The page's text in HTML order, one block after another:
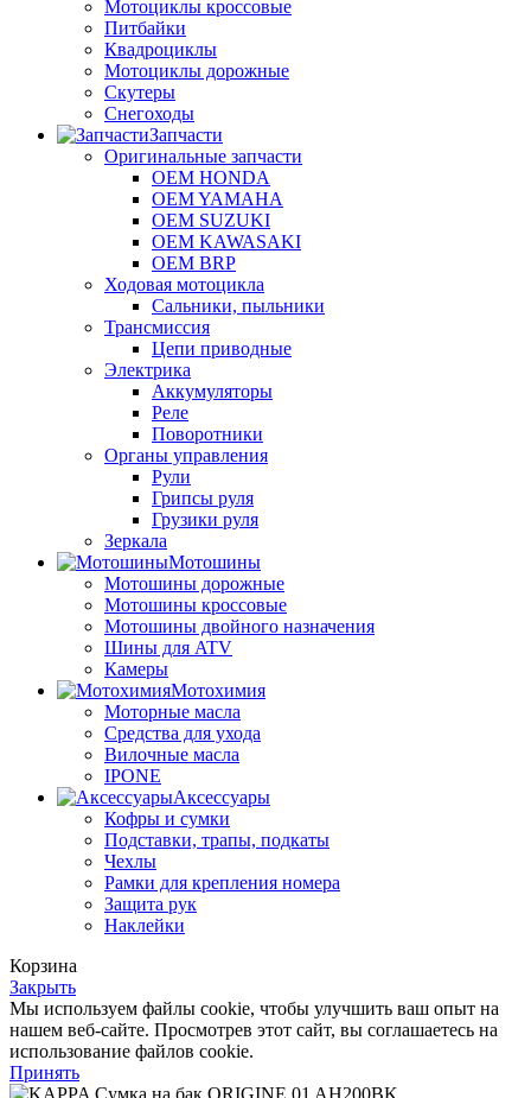
Мотоциклы кроссовые
Питбайки
Квадроциклы
Мотоциклы дорожные
Скутеры
Снегоходы
Запчасти
Оригинальные запчасти
OEM HONDA
OEM YAMAHA
OEM SUZUKI
OEM KAWASAKI
OEM BRP
Ходовая мотоцикла
Сальники, пыльники
Трансмиссия
Цепи приводные
Электрика
Аккумуляторы
Реле
Поворотники
Органы управления
Рули
Грипсы руля
Грузики руля
Зеркала
Мотошины
Мотошины дорожные
Мотошины кроссовые
Мотошины двойного назначения
Шины для ATV
Камеры
Мотохимия
Моторные масла
Средства для ухода
Вилочные масла
IPONE
Аксессуары
Кофры и сумки
Подставки, трапы, подкаты
Чехлы
Рамки для крепления номера
Защита рук
Наклейки
Корзина
Закрыть
Мы используем файлы cookie, чтобы улучшить ваш опыт на
нашем веб-сайте. Просмотрев этот сайт, вы соглашаетесь на
использование файлов cookie.
Принять